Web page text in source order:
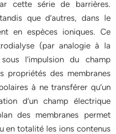
cette série de barrières.
que d’autres, dans le
en espèces ioniques. Ce
(par analogie à la
l’impulsion du champ
propriétés des membranes
à ne transférer qu’un
d’un champ électrique
des membranes permet
en totalité les ions contenus